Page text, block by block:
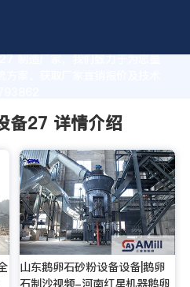
制造厂家，我们致力于为您量
案。获取厂家直销报价及技术
备27 详情介绍
山东鹅卵石砂粉设备设备|鹅卵